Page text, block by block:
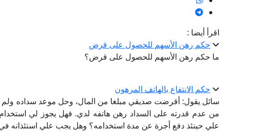
اقرأ أيضا :
حكم رهن الأسهم للحصول على قرض
ما حكم رهن الأسهم للحصول على قرض؟
حكم الانتفاع بالهاتف المرهون
سائل يقول: أقرضت صديقي مبلغا من المال، وحل موعد سداده
من عدم قدرته على السداد رهن هاتفه لدي. فهل يجوز لي
علي حينئذ دفع أجرة عن مدة استخدامه؟ وهل يجب علي استئذانه